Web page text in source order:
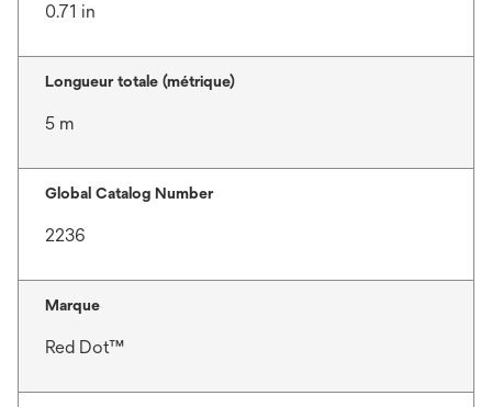
0.71 in
Longueur totale (métrique)
5 m
Global Catalog Number
2236
Marque
Red Dot™